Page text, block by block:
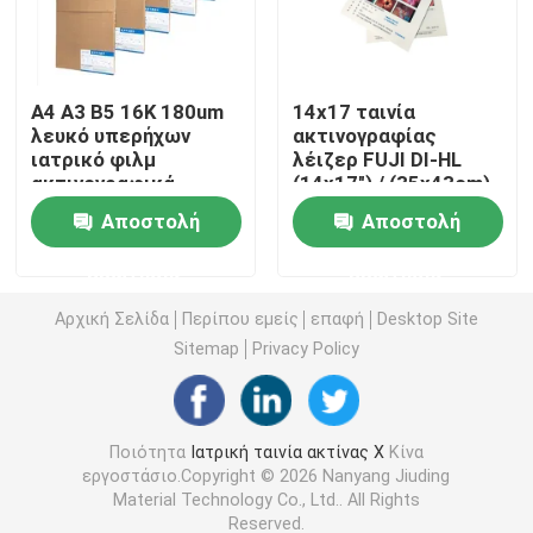
Ταινία ακτίνας X λέιζερ
Ιατρική ξηρά ταινία
Ταινία ακτίνας X της PET
rc έγγραφο φωτογραφιών
Ταινία μεταφοράς θερμότητας
ιατρική θερμική ταινία
Α4 Α3 Β5 16K 180um
λευκό υπερήχων
ιατρικό φιλμ
ακτινογραφικά
φύλλα
Αποστολή
14x17 ταινία
ακτινογραφίας
λέιζερ FUJI DI-HL
(14x17") / (35x43cm)
Ιατρική ταινία λέιζερ
στεγνή ταινία fuji
Αποστολή
Αρχική Σελίδα Περίπου εμείς επαφή
Desktop Site
Sitemap
Privacy Policy
Ποιότητα Ιατρική ταινία ακτίνας XΚίνα
εργοστάσιο.Copyright © 2026 Nanyang Jiuding
Material Technology Co., Ltd.. All Rights
Reserved.